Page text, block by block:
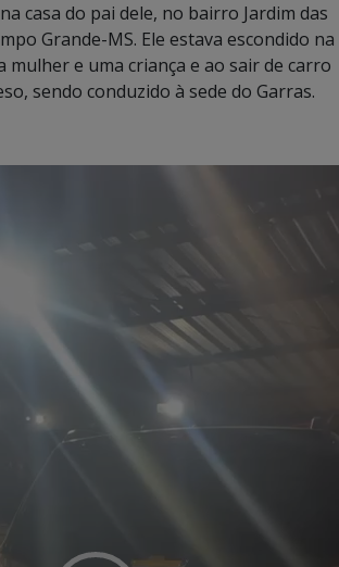
casa do pai dele, no bairro Jardim das
Grande-MS. Ele estava escondido na
mulher e uma criança e ao sair de carro
sendo conduzido à sede do Garras.